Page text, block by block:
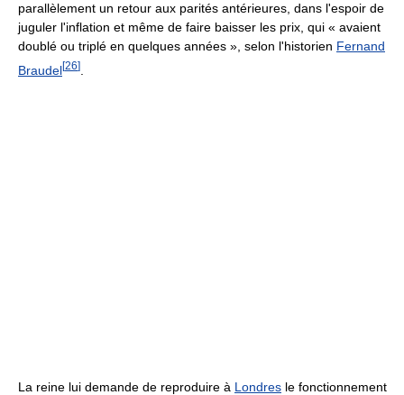
parallèlement un retour aux parités antérieures, dans l'espoir de
juguler l'inflation et même de faire baisser les prix, qui « avaient
doublé ou triplé en quelques années », selon l'historien Fernand
Braudel[26]
La reine lui demande de reproduire à Londres le fonctionnement